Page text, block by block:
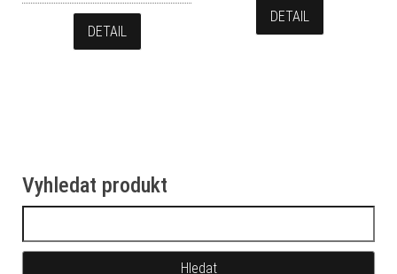
DETAIL
DETAIL
Vyhledat produkt